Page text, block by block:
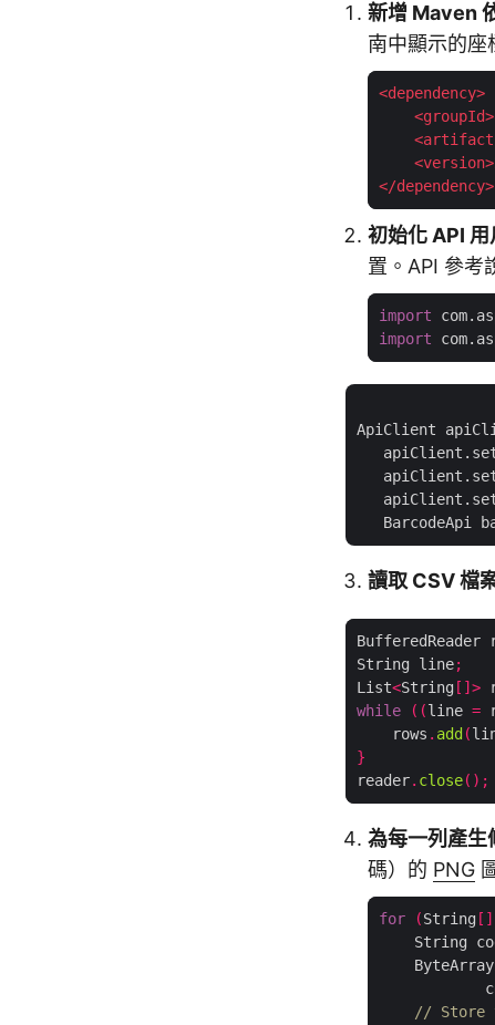
新增 Maven
南中顯示的座
<dependency>
<groupId>
<
<version>
</dependency>
初始化 API 用
置。API 參考
import
import
ApiClient
BarcodeApi
讀取 CSV 檔
BufferedReader
String line;
List<String []>
while
((line =
    rows
. add (
}
reader. close();
為每一列產生
碼）的 PNG
for (String []
String
// Store